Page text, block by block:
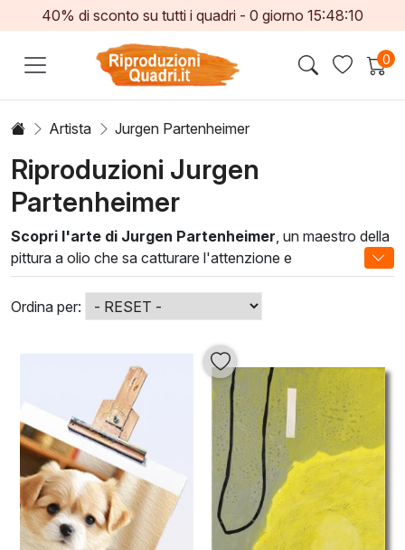
40% di sconto su tutti i quadri - 0 giorno 15:48:10
0
Artista Jurgen Partenheimer
Riproduzioni Jurgen
Partenheimer
Scopri l'arte di Jurgen Partenheimer , un maestro della
pittura a olio che sa catturare l'attenzione e
l'immaginazione. Le sue opere, caratterizzate da una
profonda ricerca di equilibrio tra forma e colore, offrono un
viaggio visivo nell'astrazione e nell'espressionismo,
invitando lo spettatore a riflettere e a sentire. Ogni dipinto è
un'interpretazione unica della realtà, espressa tramite
pennellate audaci e composizioni armoniose.
pittura a olio di Jurgen Partenheimer
è ideale per
chi desidera arricchire il proprio spazio con un tocco di
eleganza e sofisticatezza. I suoi lavori non solo
abbelliscono l'ambiente, ma creano anche un'atmosfera
artistica stimolante, perfetta per case, uffici o gallerie.
Investire in queste opere è un'opportunità per possedere
un pezzo di bellezza e significato, trasformando ogni
Ordina per: